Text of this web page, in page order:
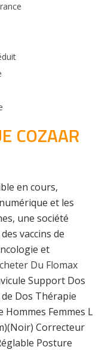
COZAAR
en cours,
et les
une société
vaccins de
et
Du Flomax
Support Dos
Dos Thérapie
Femmes L
Correcteur
Posture